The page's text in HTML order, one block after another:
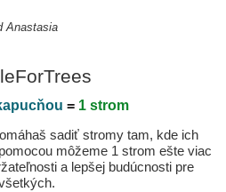
Anastasia
= 1 strom
sadiť stromy tam, kde ich
môžeme 1 strom ešte viac
a lepšej budúcnosti pre